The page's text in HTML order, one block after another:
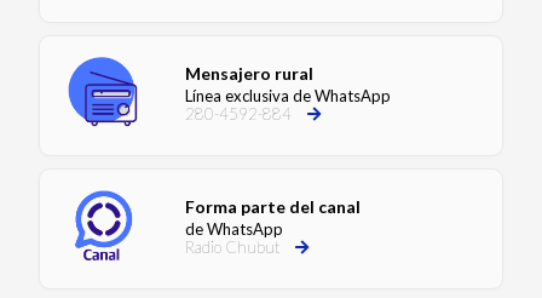
Mensajero rural
Línea exclusiva de WhatsApp
280-4592-884
Forma parte del canal
de WhatsApp
Radio Chubut